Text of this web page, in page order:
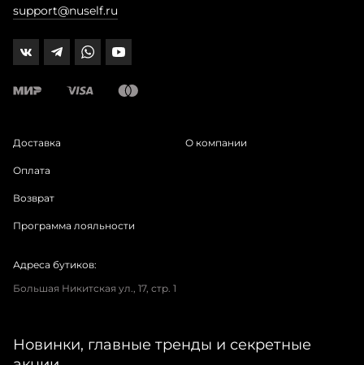
support@nuself.ru
Доставка
Оплата
Возврат
Программа лояльности
О компании
Адреса бутиков:
Большая Никитская ул., 17, стр. 1
Новинки, главные тренды и секретные